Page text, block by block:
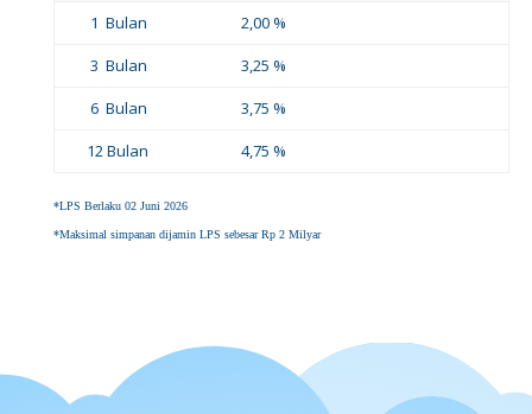
1 Bulan
2,00 %
3 Bulan
3,25 %
6 Bulan
3,75 %
12 Bulan
4,75 %
*LPS Berlaku 02 Juni 2026
*Maksimal simpanan dijamin LPS sebesar Rp 2 Milyar